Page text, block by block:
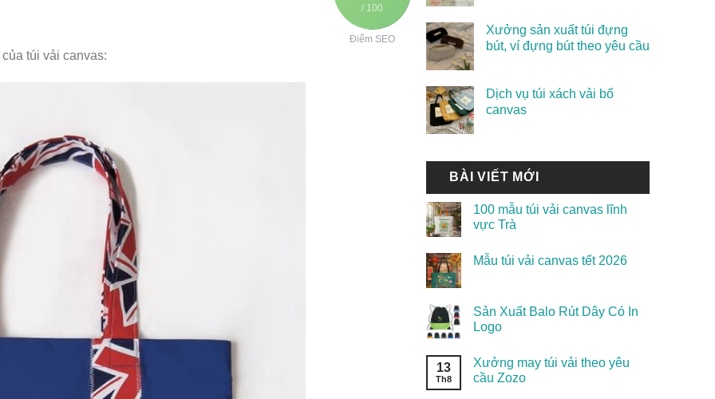
Xưởng sản xuất túi đựng
bút, ví đựng bút theo yêu cầu
Dịch vụ túi xách vải bố
canvas
BÀI VIẾT MỚI
100 mẫu túi vải canvas lĩnh
vực Trà
Mẫu túi vải canvas tết 2026
Sản Xuất Balo Rút Dây Có In
Logo
13
Th8
Xưởng may túi vải theo yêu
cầu Zozo
/ 100
Điểm SEO
túi vải canvas: